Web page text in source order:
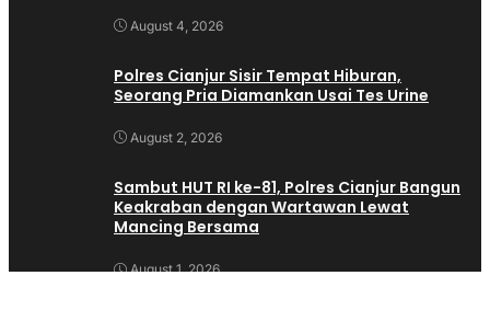
August 4, 2026
Polres Cianjur Sisir Tempat Hiburan,
Seorang Pria Diamankan Usai Tes Urine
August 2, 2026
Sambut HUT RI ke-81, Polres Cianjur Bangun
Keakraban dengan Wartawan Lewat
Mancing Bersama
August 1, 2026